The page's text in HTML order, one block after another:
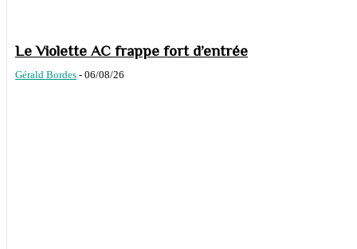
Le Violette AC frappe fort d’entrée
Gérald Bordes - 06/08/26